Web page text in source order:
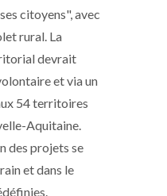
citoyens", avec
rural. La
devrait
et via un
54 territoires
Aquitaine.
des projets se
et dans le